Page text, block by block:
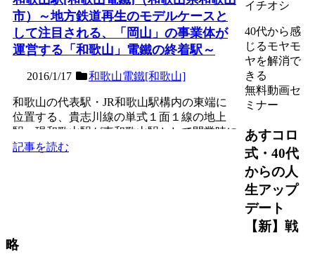
市）～地方鉄道再生のモデルケースと
して注目される、「岡山」の事業体が
運営する「和歌山」電鐵の終着駅～
2016/1/17 和歌山電鐵[和歌山]
和歌山の代表駅・JR和歌山駅構内の東端に
位置する、貴志川線の単式１面１線の地上
駅。現和歌山駅が東和歌山駅として開業時に
最初に乗り入れた路線の...
記事を読む
イチオシ
40代から感
じるモヤモ
ヤを解消で
きる
無料動画セ
ミナー
あすコロ
式・40代
からの人
生アップ
デート
【新】戦
略